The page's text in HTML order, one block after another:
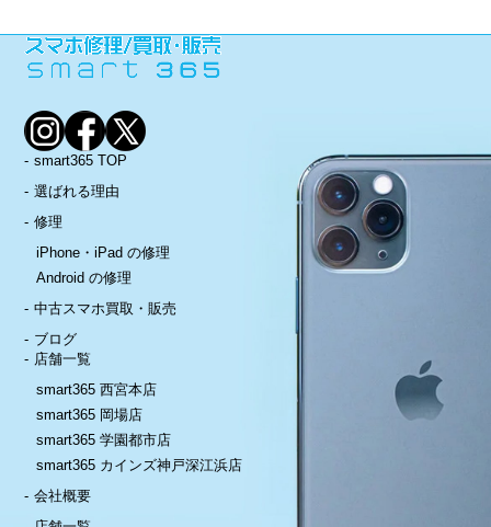
smart365 TOP
選ばれる理由
修理
iPhone・iPad の修理
Android の修理
中古スマホ買取・販売
ブログ
店舗一覧
smart365 西宮本店
smart365 岡場店
smart365 学園都市店
smart365 カインズ神戸深江浜店
会社概要